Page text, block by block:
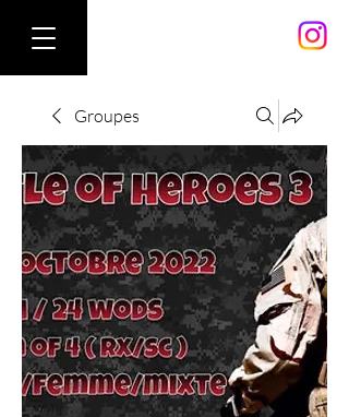
Groupes